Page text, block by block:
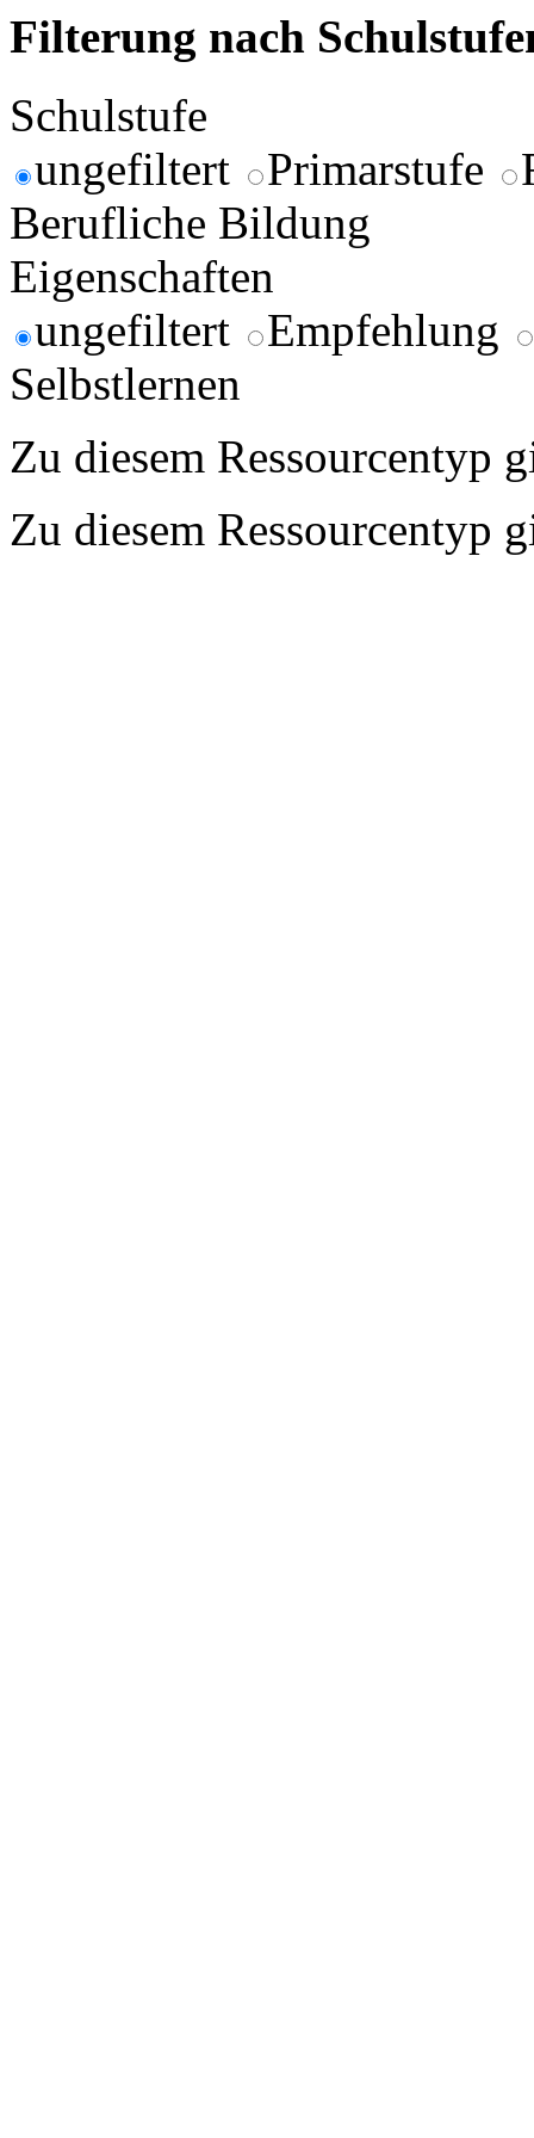
Filterung nach
Schulstufe
ungefiltert
Primarstufe
Berufliche Bildung
Eigenschaften
ungefiltert
Empfehlung
Selbstlernen
Zu diesem Ressourcentyp
Zu diesem Ressourcentyp